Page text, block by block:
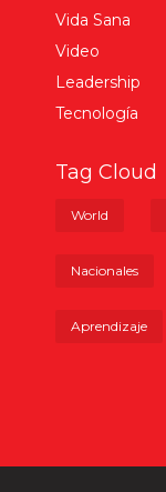
Vida Sana
Video
Leadership
Tecnología
Tag Cloud
World
Nacionales
Aprendizaje